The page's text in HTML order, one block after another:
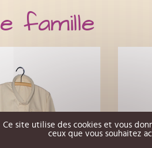
famille
Ce site utilise des cookies et vous
ceux que vous souhaitez